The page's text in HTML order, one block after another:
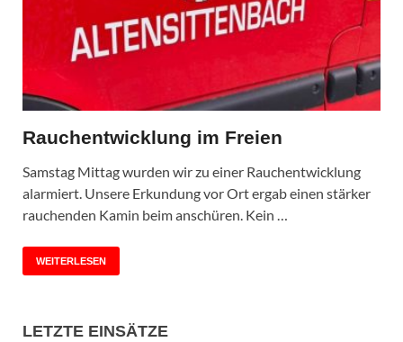
Rauchentwicklung im Freien
Samstag Mittag wurden wir zu einer Rauchentwicklung
alarmiert. Unsere Erkundung vor Ort ergab einen stärker
rauchenden Kamin beim anschüren. Kein …
WEITERLESEN
LETZTE EINSÄTZE